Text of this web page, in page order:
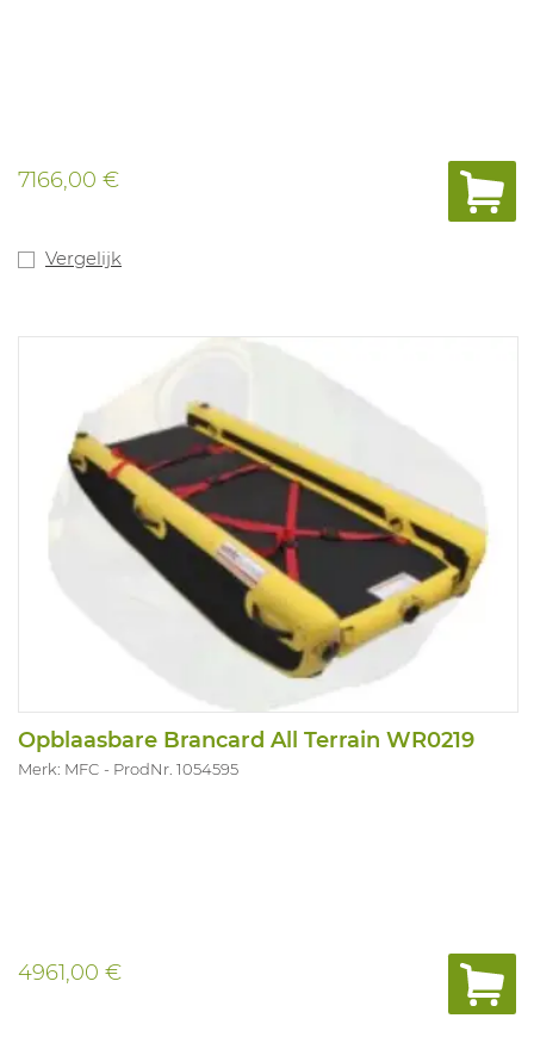
7166,00 €
Vergelijk
Opblaasbare Brancard All Terrain WR0219
Merk: MFC ProdNr. 1054595
4961,00 €